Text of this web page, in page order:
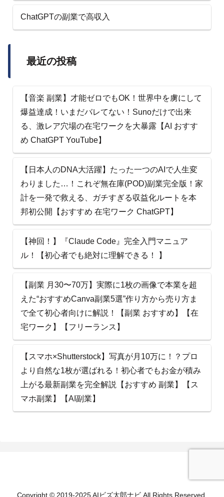
ChatGPTの副業で高収入
最近の投稿
【音楽 副業】才能ゼロでもOK！世界中を虜にして
爆益達成！いまだバレてない！Sunoだけで出来
る、激レア穴場の在宅ワークを大暴露【AI おすす
め ChatGPT YouTube】
【日本人のDNA大活躍】たった一つのAIで人生変
わりました…！これぞ無在庫(POD)副業完全版！家
計を一発で救える、ガチすぎる収益化ルートを本
邦初公開【おすすめ 在宅ワーク ChatGPT】
【神回！】『Claude Code』完全入門マニュア
ル！【初心者でも絶対に理解できる！ 】
【副業 月30〜70万】実際に1枚の画像で本業を超
えた“おすすめCanva副業5選”作り方から売り方ま
で全て初心者向けに解説！【副業 おすすめ】【在
宅ワーク】【フリーランス】
【スマホ×Shutterstock】写真が月10万に！？プロ
より自然な1枚が選ばれる！初心者でもお金が積み
上がる最新副業を完全解説【おすすめ 副業】【ス
マホ副業】【AI副業】
Copyright © 2019-2025 AIビズ太郎ナビ All Rights Reserved.